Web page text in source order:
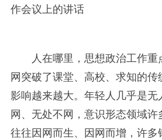
作会议上的讲话
人在哪里，思想政治工作
网突破了课堂、高校、求知的
影响越来越大。年轻人几乎是无
网、无处不网，意识形态领域
往往因网而生、因网而增，许多